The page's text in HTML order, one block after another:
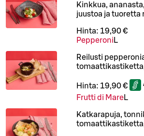
Kinkkua,
juustoa ja tuoretta
Hinta: 19,90 €
Pepperoni L
Reilusti
Hinta: 19,90 €
Frutti di MareL
Katkarapuja,